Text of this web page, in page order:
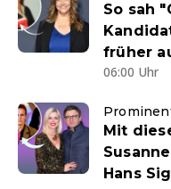
So sah
früher
06:00 Uhr
Mit
Hans